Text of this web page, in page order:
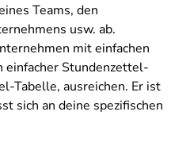
Teams, den
usw. ab.
mit einfachen
einfacher Stundenzettel-
Tabelle, ausreichen. Er ist
sich an deine spezifischen